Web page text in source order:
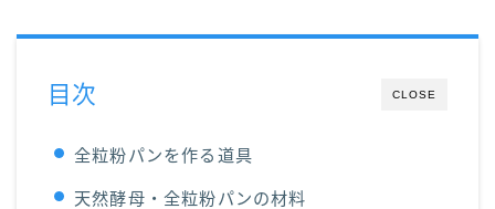
CLOSE
目次
全粒粉パンを作る道具
天然酵母・全粒粉パンの材料